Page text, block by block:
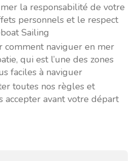
la responsabilité de votre
personnels et le respect
Sailing
comment naviguer en mer
qui est l’une des zones
faciles à naviguer
toutes nos règles et
accepter avant votre départ